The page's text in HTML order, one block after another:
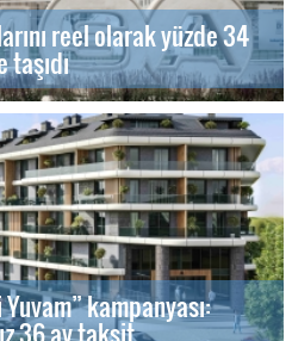
reel olarak yüzde 34
taşıdı
kampanyası:
36 ay taksit